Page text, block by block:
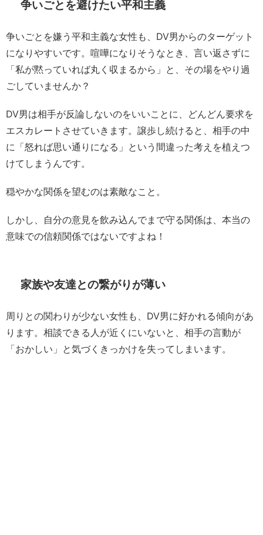
争いごとを避けたい平和主義
争いごとを嫌う平和主義な女性も、DV男からのターゲット
になりやすいです。喧嘩になりそうなとき、言い返さずに
「私が黙っていれば丸く収まるから」と、その場をやり過
ごしていませんか？
DV男は相手が反論しないのをいいことに、どんどん要求を
エスカレートさせていきます。譲歩し続けると、相手の中
に「怒れば思い通りになる」という間違った考えを植えつ
けてしまうんです。
穏やかな関係を望むのは素敵なこと。
しかし、自分の意見を飲み込んでまで守る関係は、本当の
意味での信頼関係ではないですよね！
家族や友達との繋がりが薄い
周りとの関わりが少ない女性も、DV男に好かれる傾向があ
ります。相談できる人が近くにいないと、相手の言動が
「おかしい」と気づくきっかけを失ってしまいます。